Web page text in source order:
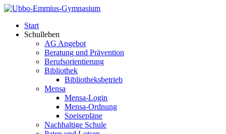
Start
Schulleben
AG Angebot
Beratung und Prävention
Berufsorientierung
Bibliothek
Bibliotheksbetrieb
Mensa
Mensa-Login
Mensa-Ordnung
Speisepläne
Nachhaltige Schule